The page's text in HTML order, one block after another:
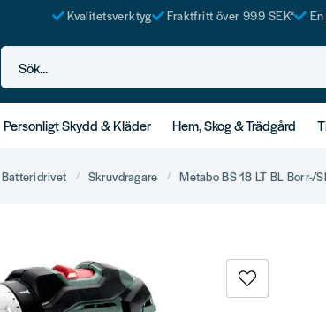
Kvalitetsverktyg Fraktfritt över 999 SEK*
Sök...
Personligt Skydd & Kläder Hem, Skog & Trädgård
Batteridrivet Skruvdragare Metabo BS 18 LT BL Borr-/